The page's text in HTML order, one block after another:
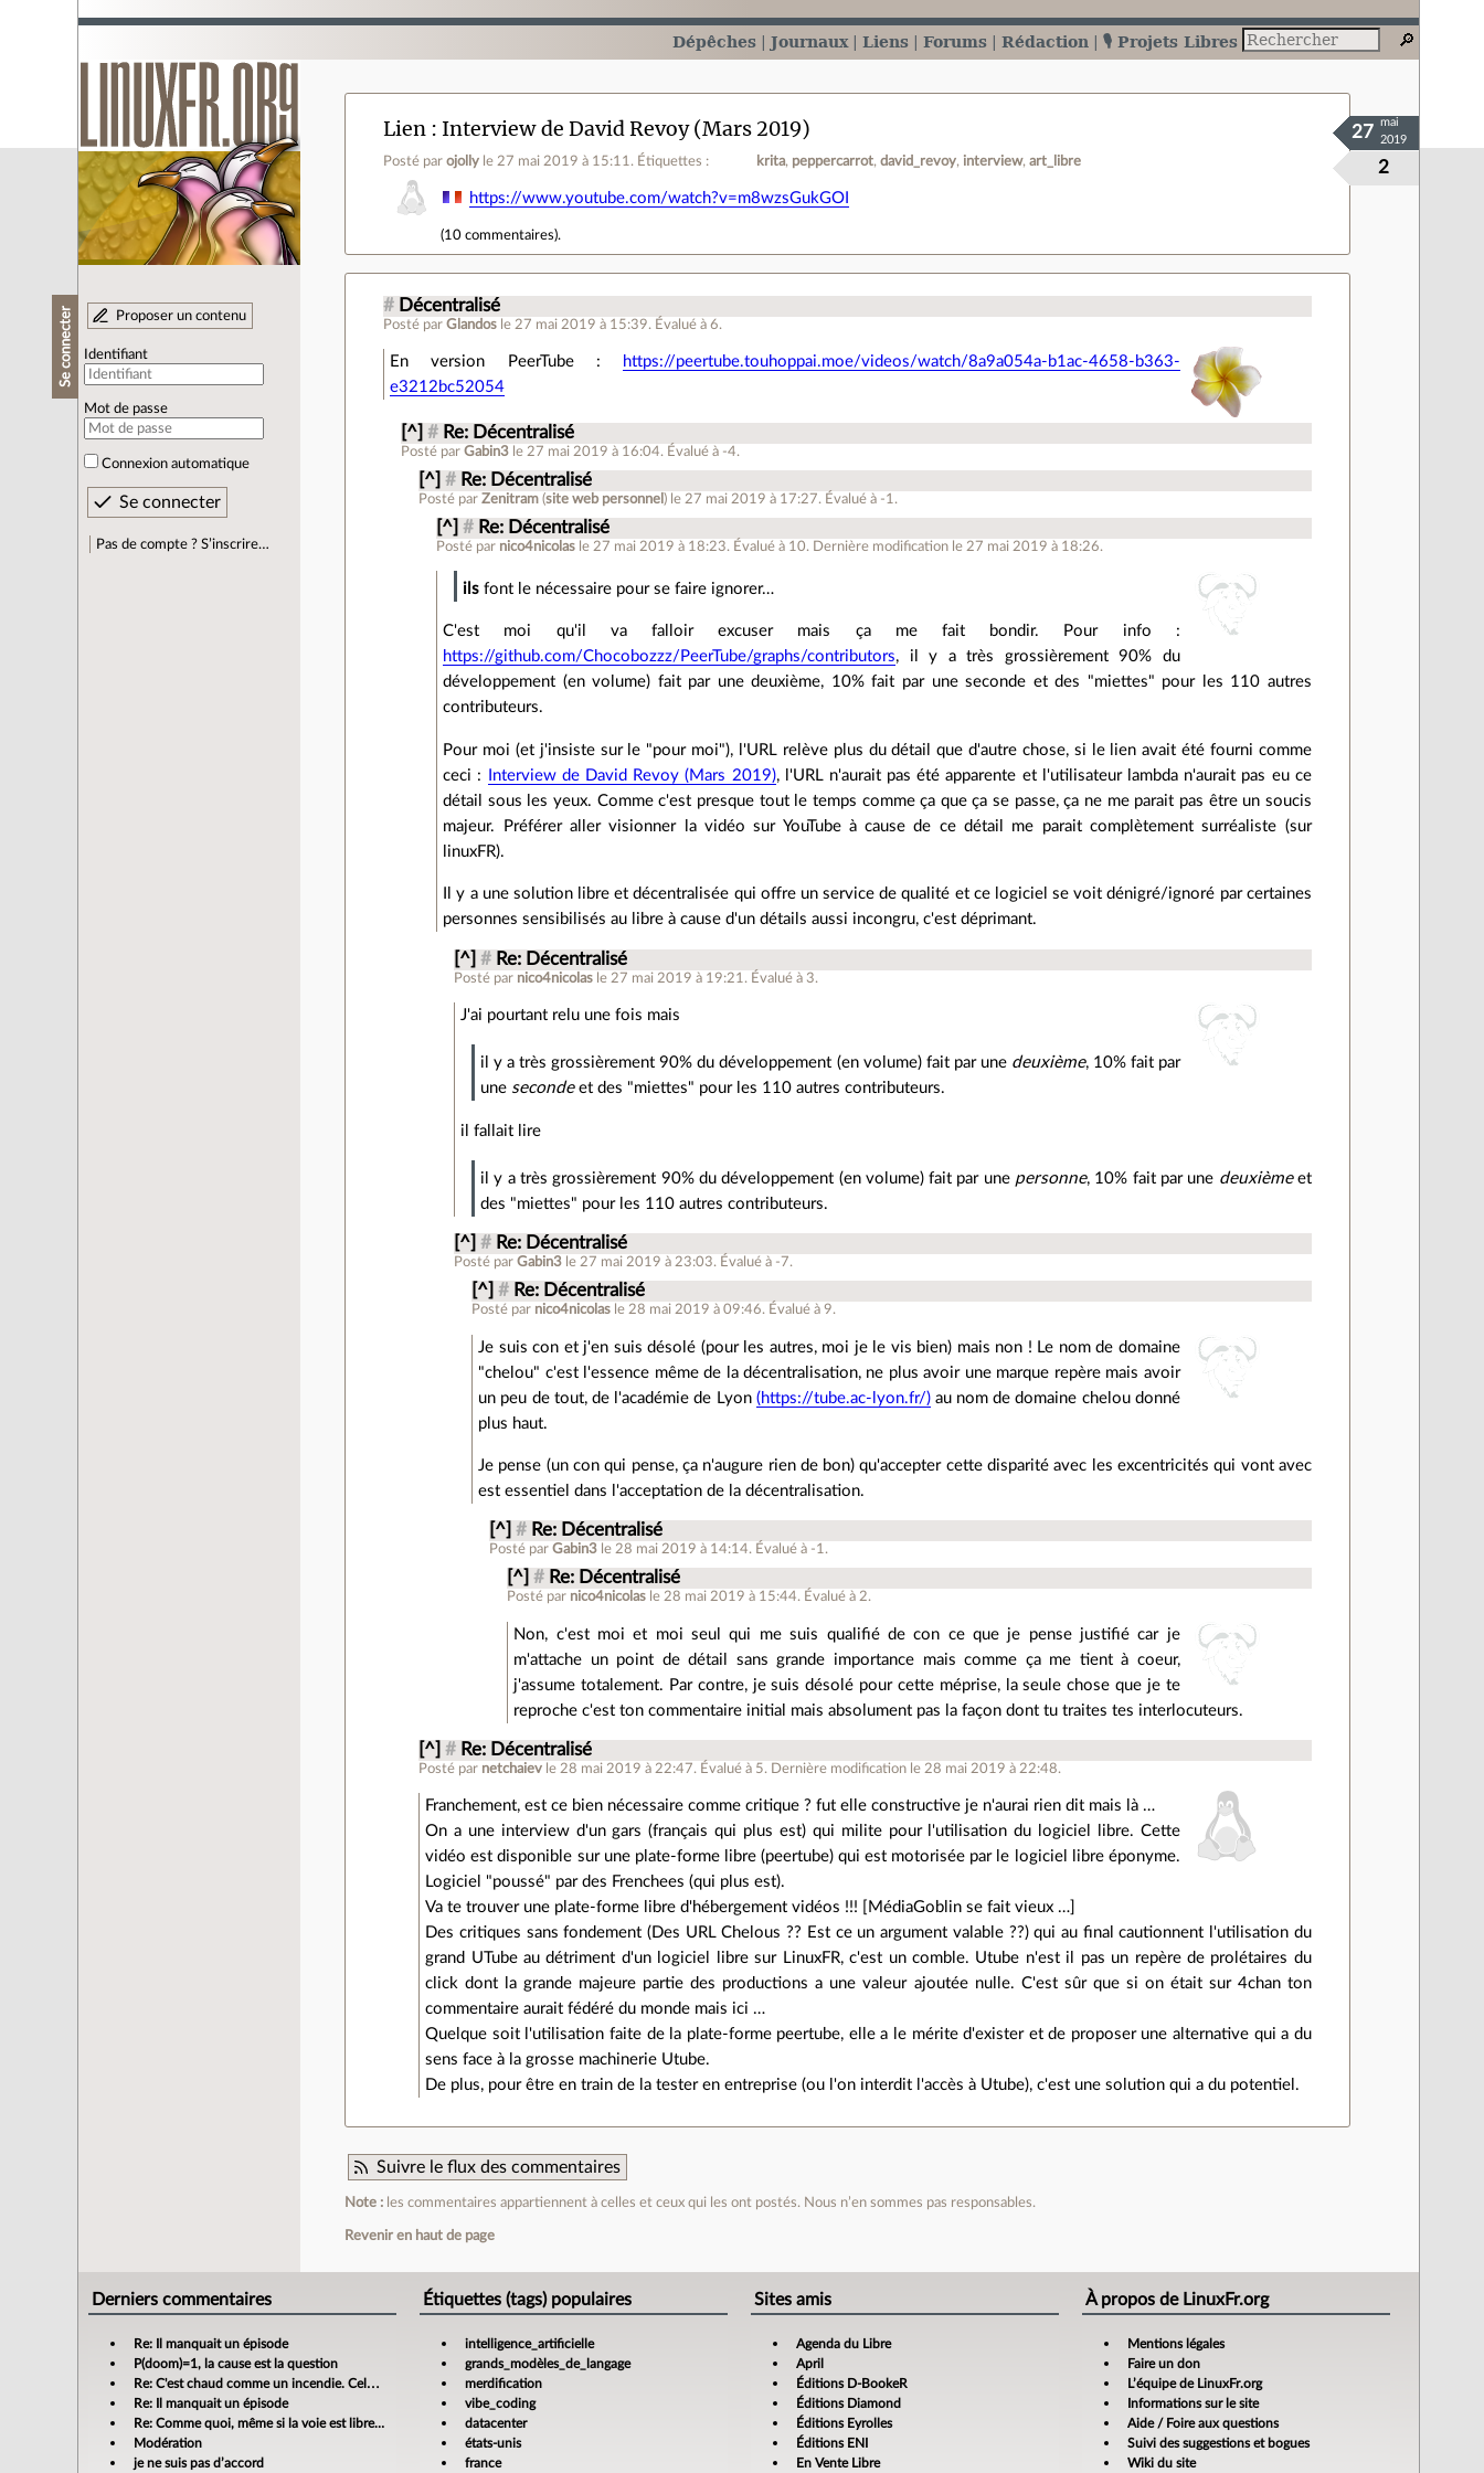
Dépêches Journaux Liens Forums Rédaction 🎙️ Projets Libres
Se connecter Proposer un contenu
Identifiant
Mot de passe
Connexion automatique
Pas de compte ? S’inscrire…
Lien Interview de David Revoy (Mars 2019)
Posté parojolly le 27 mai 2019 à 15:11 . Étiquettes : krita peppercarrot david_revoy interview art_libre 2
27
mai
2019
https://www.youtube.com/watch?v=m8wzsGukGOI
(10 commentaires).
# Décentralisé
Posté parGlandos le 27 mai 2019 à 15:39. Évalué à6.
En version PeerTube :
https://peertube.touhoppai.moe/videos/watch/8a9a054a-b1ac-4658-b363-
e3212bc52054
[^] # Re: Décentralisé
Posté parGabin3 le 27 mai 2019 à 16:04. Évalué à -4.
[^] # Re: Décentralisé
Posté parZenitram (site web personnel ) le 27 mai 2019 à 17:27. Évalué à -1 .
[^] # Re: Décentralisé
Posté par nico4nicolas le 27 mai 2019 à 18:23. Évalué à 10. Dernière modification le 27 mai 2019 à 18:26.
ils font le nécessaire pour se faire ignorer…
C'est moi qu'il va falloir excuser mais ça me fait bondir. Pour info :
https://github.com/Chocobozzz/PeerTube/graphs/contributors, il y a très grossièrement 90% du
développement (en volume) fait par une deuxième, 10% fait par une seconde et des "miettes" pour les 110 autres
contributeurs.
Pour moi (et j'insiste sur le "pour moi"), l'URL relève plus du détail que d'autre chose, si le lien avait été fourni comme
ceci :
Interview de David Revoy (Mars 2019), l'URL n'aurait pas été apparente et l'utilisateur lambda n'aurait pas eu ce
détail sous les yeux. Comme c'est presque tout le temps comme ça que ça se passe, ça ne me parait pas être un soucis
majeur. Préférer aller visionner la vidéo sur YouTube à cause de ce détail me parait complètement surréaliste (sur
linuxFR).
Il y a une solution libre et décentralisée qui offre un service de qualité et ce logiciel se voit dénigré/ignoré par certaines
personnes sensibilisés au libre à cause d'un détails aussi incongru, c'est déprimant.
[^] # Re: Décentralisé
Posté par nico4nicolas le 27 mai 2019 à 19:21 . Évalué à 3.
J'ai pourtant relu une fois mais
il y a très grossièrement 90% du développement (en volume) fait par une deuxième, 10% fait par
une secondeet des "miettes" pour les 110 autres contributeurs.
il fallait lire
il y a très grossièrement 90% du développement (en volume) fait par une personne, 10% fait par une deuxièmeet
des "miettes" pour les 110 autres contributeurs.
[^] # Re: Décentralisé
Posté parGabin3 le 27 mai 2019 à 23:03. Évalué à -7.
[^] # Re: Décentralisé
Posté par nico4nicolas le 28 mai 2019 à 09:46. Évalué à9.
Je suis con et j'en suis désolé (pour les autres, moi je le vis bien) mais non ! Le nom de domaine
"chelou" c'est l'essence même de la décentralisation, ne plus avoir une marque repère mais avoir
un peu de tout, de l'académie de Lyon (https://tube.ac-lyon.fr/)au nom de domaine chelou donné
plus haut.
Je pense (un con qui pense, ça n'augure rien de bon) qu'accepter cette disparité avec les excentricités qui vont avec
est essentiel dans l'acceptation de la décentralisation.
[^] # Re: Décentralisé
Posté parGabin3 le 28 mai 2019 à 14:14. Évalué à -1 .
[^] # Re: Décentralisé
Posté par nico4nicolas le 28 mai 2019 à 15:44. Évalué à 2.
Non, c'est moi et moi seul qui me suis qualifié de con ce que je pense justifié car je
m'attache un point de détail sans grande importance mais comme ça me tient à coeur,
j'assume totalement. Par contre, je suis désolé pour cette méprise, la seule chose que je te
reproche c'est ton commentaire initial mais absolument pas la façon dont tu traites tes interlocuteurs.
[^] # Re: Décentralisé
Posté par netchaiev le 28 mai 2019 à 22:47. Évalué à 5. Dernière modification le 28 mai 2019 à 22:48.
Franchement, est ce bien nécessaire comme critique ? fut elle constructive je n'aurai rien dit mais là …
On a une interview d'un gars (français qui plus est) qui milite pour l'utilisation du logiciel libre. Cette
vidéo est disponible sur une plate-forme libre (peertube) qui est motorisée par le logiciel libre éponyme.
Logiciel "poussé" par des Frenchees (qui plus est).
Va te trouver une plate-forme libre d'hébergement vidéos !!! [MédiaGoblin se fait vieux …]
Des critiques sans fondement (Des URL Chelous ?? Est ce un argument valable ??) qui au final cautionnent l'utilisation du
grand UTube au détriment d'un logiciel libre sur LinuxFR, c'est un comble. Utube n'est il pas un repère de prolétaires du
click dont la grande majeure partie des productions a une valeur ajoutée nulle. C'est sûr que si on était sur 4chan ton
commentaire aurait fédéré du monde mais ici …
Quelque soit l'utilisation faite de la plate-forme peertube, elle a le mérite d'exister et de proposer une alternative qui a du
sens face à la grosse machinerie Utube.
De plus, pour être en train de la tester en entreprise (ou l'on interdit l'accès à Utube), c'est une solution qui a du potentiel.
Suivre le flux des commentaires
Note : les commentaires appartiennent à celles et ceux qui les ont postés. Nous n’en sommes pas responsables.
Revenir en haut de page
Derniers commentaires
Re: Il manquait un épisode
P(doom)=1, la cause est la question
Re: C'est chaud comme un incendie. Cela m'enrage!
Re: Il manquait un épisode
Re: Comme quoi, même si la voie est libre…
Modération
je ne suis pas d’accord
Étiquettes (tags) populaires
intelligence_artificielle
grands_modèles_de_langage
merdification
vibe_coding
datacenter
états-unis
france
Sites amis
Agenda du Libre
April
Éditions D-BookeR
Éditions Diamond
Éditions Eyrolles
Éditions ENI
En Vente Libre
À propos de LinuxFr.org
Mentions légales
Faire un don
L’équipe de LinuxFr.org
Informations sur le site
Aide / Foire aux questions
Suivi des suggestions et bogues
Wiki du site